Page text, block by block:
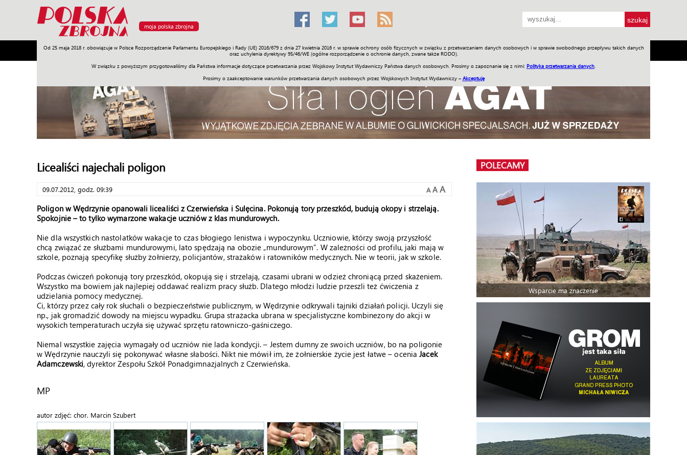
moja polska zbrojna
Od 25 maja 2018 r. obowiązuje w Polsce Rozporządzenie Parlamentu Europejskiego i Rady (UE) 2016/679 z dnia 27 kwietnia 2016 r. w sprawie ochrony osób fizycznych w związku z przetwarzaniem danych osobowych i w sprawie swobodnego przepływu takich danych
oraz uchylenia dyrektywy 95/46/WE (ogólne rozporządzenie o ochronie danych, zwane także RODO).
W związku z powyższym przygotowaliśmy dla Państwa informacje dotyczące przetwarzania przez Wojskowy Instytut Wydawniczy Państwa danych osobowych. Prosimy o zapoznanie się z nimi: Polityka przetwarzania danych
Prosimy o zaakceptowanie warunków przetwarzania danych osobowych przez Wojskowych Instytut Wydawniczy – Akceptuję
Armia Poligon Sprzęt Misje Polityka Prawo Świat Społeczność Sport Historia Galerie Wideo ENGLISH SKLEP Jednodniówki Praca w WIW
Licealiści najechali poligon
09.07.2012, godz. 09:39 A A A
Poligon w Wędrzynie opanowali licealiści z Czerwieńska i Sulęcina. Pokonują tory przeszkód, budują okopy i strzelają.
Spokojnie – to tylko wymarzone wakacje uczniów z klas mundurowych.
Nie dla wszystkich nastolatków wakacje to czas błogiego lenistwa i wypoczynku. Uczniowie, którzy swoją przyszłość
chcą związać ze służbami mundurowymi, lato spędzają na obozie „mundurowym”. W zależności od profilu, jaki mają w
szkole, poznają specyfikę służby żołnierzy, policjantów, strażaków i ratowników medycznych. Nie w teorii, jak w szkole.
Podczas ćwiczeń pokonują tory przeszkód, okopują się i strzelają, czasami ubrani w odzież chroniącą przed skażeniem.
Wszystko ma bowiem jak najlepiej oddawać realizm pracy służb. Dlatego młodzi ludzie przeszli też ćwiczenia z
udzielania pomocy medycznej.
Ci, którzy przez cały rok słuchali o bezpieczeństwie publicznym, w Wędrzynie odkrywali tajniki działań policji. Uczyli się
np., jak gromadzić dowody na miejscu wypadku. Grupa strażacka ubrana w specjalistyczne kombinezony do akcji w
wysokich temperaturach uczyła się używać sprzętu ratowniczo-gaśniczego.
Niemal wszystkie zajęcia wymagały od uczniów nie lada kondycji. – Jestem dumny ze swoich uczniów, bo na poligonie
w Wędrzynie nauczyli się pokonywać własne słabości. Nikt nie mówił im, że żołnierskie życie jest łatwe – oceniaJacek
Adamczewski, dyrektor Zespołu Szkół Ponadgimnazjalnych z Czerwieńska.
MP
autor zdjęć: chor. Marcin Szubert
POLECAMY
Wsparcie ma znaczenie